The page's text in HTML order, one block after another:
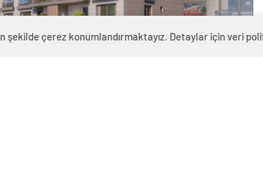
şekilde çerez konumlandırmaktayız. Detaylar için veri